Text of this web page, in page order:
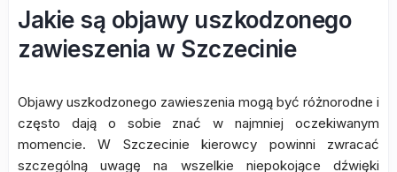
Jakie są objawy uszkodzonego
zawieszenia w Szczecinie
Objawy uszkodzonego zawieszenia mogą być różnorodne i
często dają o sobie znać w najmniej oczekiwanym
momencie. W Szczecinie kierowcy powinni zwracać
szczególną uwagę na wszelkie niepokojące dźwięki